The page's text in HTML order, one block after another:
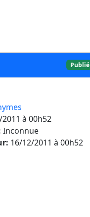
Publié
à 00h52
Inconnue
16/12/2011 à 00h52